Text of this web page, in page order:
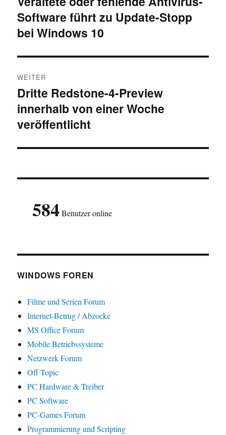
Beitrag:
Software führt zu Update-Stopp
bei Windows 10
WEITER
Nächster
Beitrag:
Dritte Redstone-4-Preview
innerhalb von einer Woche
veröffentlicht
584 Benutzer online
WINDOWS FOREN
Filme und Serien Forum
Internet-Betrug / Abzocke
MS Office Forum
Mobile Betriebssysteme
Netzwerk Forum
Off Topic
PC Hardware & Treiber
PC Software
PC-Games Forum
Programmierung und Scripting